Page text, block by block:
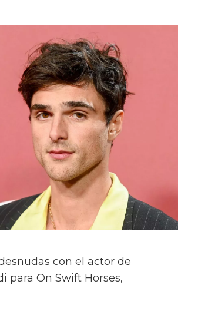
con el actor de
para On Swift Horses,